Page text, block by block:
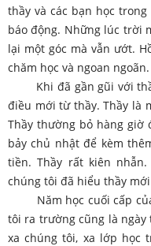
thầy và các bạn học
báo động. Những lúc trời
lại một góc mà vẫn ướt.
chăm học và ngoan ngoãn.
Khi đã gần gũi với
điều mới từ thầy. Thầy là
Thầy thường bỏ hàng giờ
bảy chủ nhật để kèm
tiền. Thầy rất kiên
chúng tôi đã hiểu thầy
Năm học cuối cấp của
tôi ra trường cũng là ngày
xa chúng tôi, xa lớp học